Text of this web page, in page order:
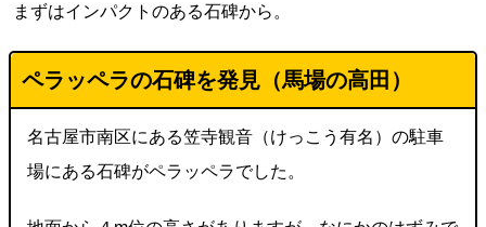
まずはインパクトのある石碑から。
ペラッペラの石碑を発見（馬場の高田 ）
名古屋市南区にある笠寺観音（けっこう有名）の駐車
場にある石碑がペラッペラでした。